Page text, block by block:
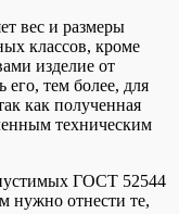
вес и размеры
классов, кроме
изделие от
его, тем более, для
как полученная
техническим
ГОСТ 52544
нужно отнести те,